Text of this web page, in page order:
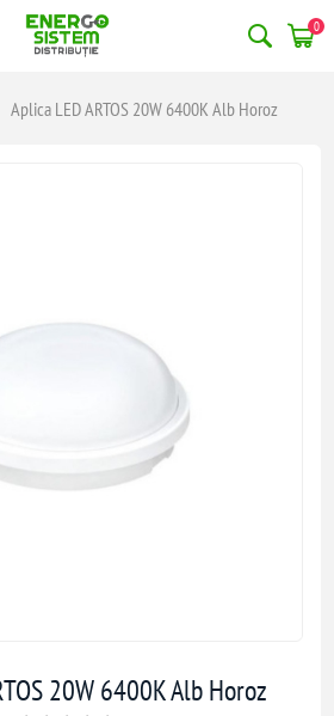
0
Aplica LED ARTOS 20W 6400K Alb Horoz
20W 6400K Alb Horoz